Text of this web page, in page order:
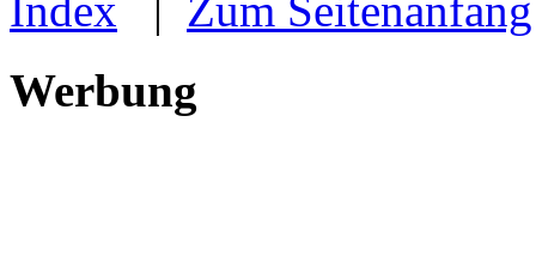
Index | Zum Seitenanfang
Werbung